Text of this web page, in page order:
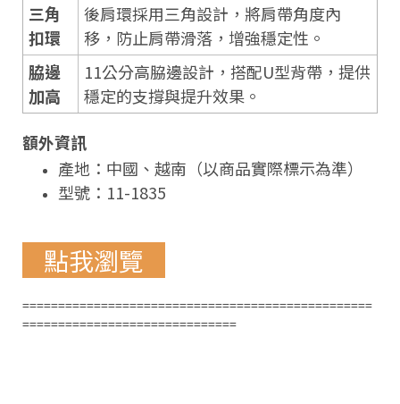
三角
扣環
後肩環採用三角設計，將肩帶角度內
移，防止肩帶滑落，增強穩定性。
脇邊
加高
11公分高脇邊設計，搭配U型背帶，提供
穩定的支撐與提升效果。
額外資訊
產地：中國、越南（以商品實際標示為準）
型號：11-1835
點我瀏覽
=================================================
==============================